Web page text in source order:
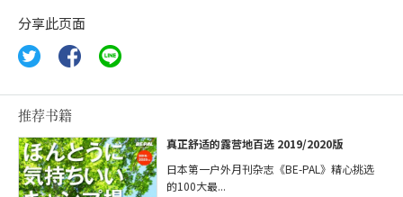
分享此页面
推荐书籍
真正舒适的露营地百选 2019/2020版
日本第一户外月刊杂志《BE-PAL》精心挑选
的100大最...